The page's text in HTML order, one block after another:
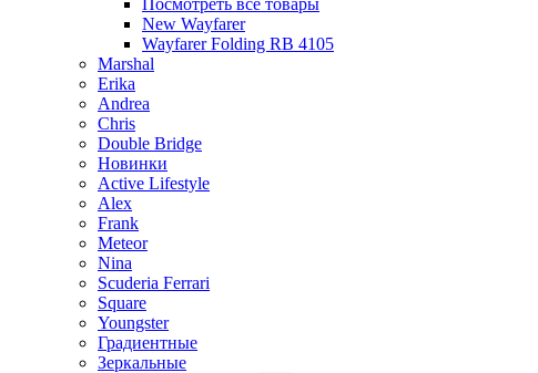
Посмотреть все товары
New Wayfarer
Wayfarer Folding RB 4105
Marshal
Erika
Andrea
Chris
Double Bridge
Новинки
Active Lifestyle
Alex
Frank
Meteor
Nina
Scuderia Ferrari
Square
Youngster
Градиентные
Зеркальные